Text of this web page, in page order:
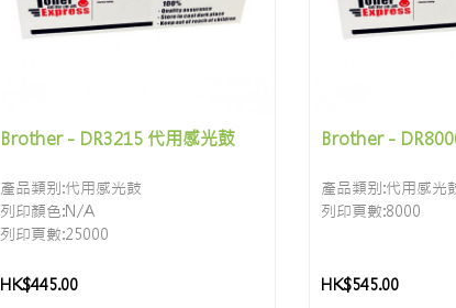
Brother - DR3215 代用感光鼓
產品類别:代用感光鼓
列印顏色:N/A
列印頁數:25000
HK$445.00
Brother -
產品類别:代用感光
列印頁數:8000
HK$545.00